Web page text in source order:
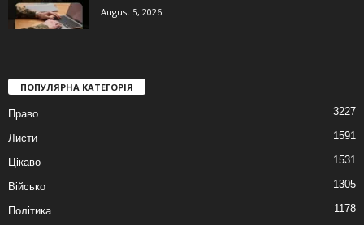
August 5, 2026
ПОПУЛЯРНА КАТЕГОРІЯ
Право 3227
Листи 1591
Цікаво 1531
Військо 1305
Політика 1178